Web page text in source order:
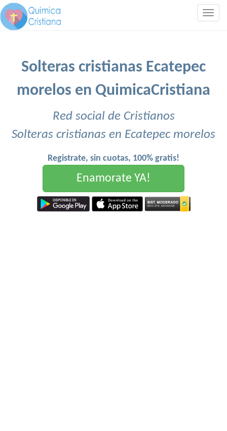
Solteras cristianas Ecatepec
morelos en QuimicaCristiana
Red social de Cristianos
Solteras cristianas en Ecatepec morelos
Registrate, sin cuotas, 100% gratis!
Enamorate YA!